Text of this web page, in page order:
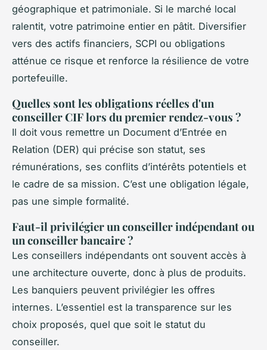
géographique et patrimoniale. Si le marché local
ralentit, votre patrimoine entier en pâtit. Diversifier
vers des actifs financiers, SCPI ou obligations
atténue ce risque et renforce la résilience de votre
portefeuille.
Quelles sont les obligations réelles d'un
conseiller CIF lors du premier rendez-vous ?
Il doit vous remettre un Document d’Entrée en
Relation (DER) qui précise son statut, ses
rémunérations, ses conflits d’intérêts potentiels et
le cadre de sa mission. C’est une obligation légale,
pas une simple formalité.
Faut-il privilégier un conseiller indépendant ou
un conseiller bancaire ?
Les conseillers indépendants ont souvent accès à
une architecture ouverte, donc à plus de produits.
Les banquiers peuvent privilégier les offres
internes. L’essentiel est la transparence sur les
choix proposés, quel que soit le statut du
conseiller.